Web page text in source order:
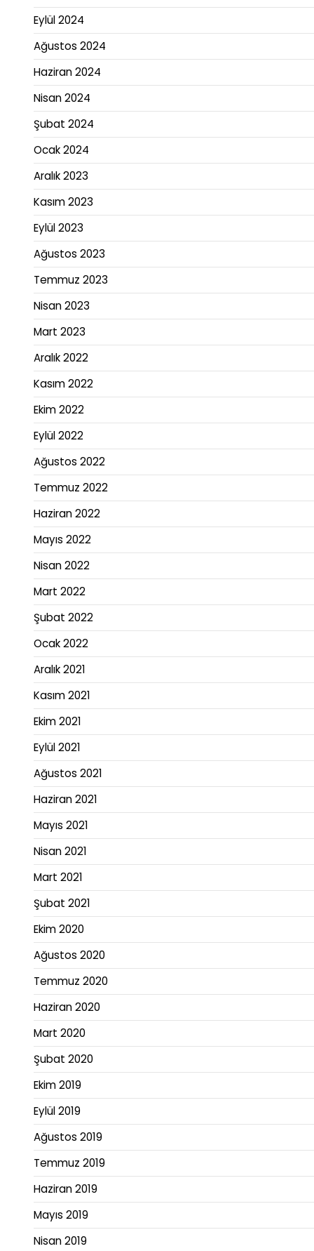
Eylül 2024
Ağustos 2024
Haziran 2024
Nisan 2024
Şubat 2024
Ocak 2024
Aralık 2023
Kasım 2023
Eylül 2023
Ağustos 2023
Temmuz 2023
Nisan 2023
Mart 2023
Aralık 2022
Kasım 2022
Ekim 2022
Eylül 2022
Ağustos 2022
Temmuz 2022
Haziran 2022
Mayıs 2022
Nisan 2022
Mart 2022
Şubat 2022
Ocak 2022
Aralık 2021
Kasım 2021
Ekim 2021
Eylül 2021
Ağustos 2021
Haziran 2021
Mayıs 2021
Nisan 2021
Mart 2021
Şubat 2021
Ekim 2020
Ağustos 2020
Temmuz 2020
Haziran 2020
Mart 2020
Şubat 2020
Ekim 2019
Eylül 2019
Ağustos 2019
Temmuz 2019
Haziran 2019
Mayıs 2019
Nisan 2019